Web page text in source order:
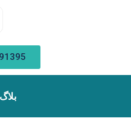
بلاگ